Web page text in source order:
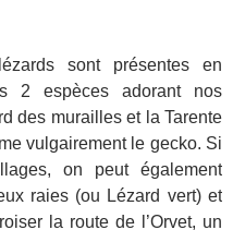
sont présentes en
2 espèces adorant nos
des murailles et la Tarente
vulgairement le gecko. Si
on peut également
raies (ou Lézard vert) et
la route de l’Orvet, un